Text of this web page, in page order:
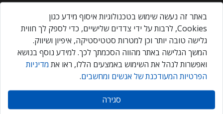
About Us
Privacy Policy
Contact Us
Our Events
אנשים ומחשבים © 2026 – כל הזכויות שמורות
באתר זה נעשה שימוש בטכנולוגיות איסוף מידע כגון
Cookies, לרבות על ידי צדדים שלישיים, כדי לספק לך חווית
גלישה טובה יותר וכן למטרות סטטיסטיקה, איפיון ושיווק.
המשך הגלישה באתר מהווה הסכמתך לכך. למידע נוסף בנושא
ואפשרות לנהל את השימוש באמצעים הללו, ראו את מדיניות
הפרטיות המעודכנת של אנשים ומחשבים.
סגירה